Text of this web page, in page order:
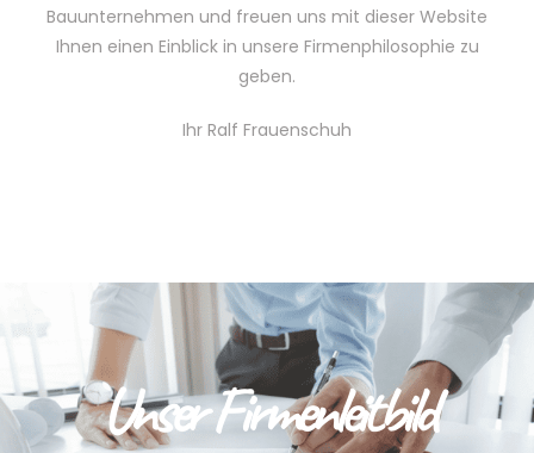
Bauunternehmen und freuen uns mit dieser Website
Ihnen einen Einblick in unsere Firmenphilosophie zu
geben.
Ihr Ralf Frauenschuh
Unser Firmenleitbild